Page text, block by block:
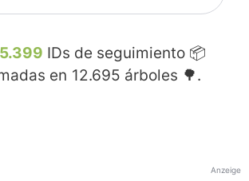
IDs de seguimiento 📦
en 12.695 árboles 🌳.
Anzeige